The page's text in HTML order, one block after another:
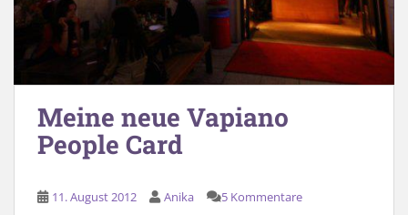
Meine neue Vapiano
People Card
11. August 2012 Anika 5 Kommentare